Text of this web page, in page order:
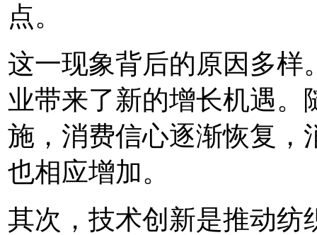
点。
这一现象背后的原因多样
业带来了新的增长机遇。
施，消费信心逐渐恢复，
也相应增加。
其次，技术创新是推动纺